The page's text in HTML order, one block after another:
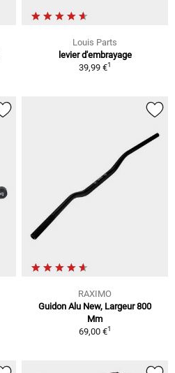
Louis Parts
levier d'embrayage
39,99 €1
RAXIMO
Guidon Alu New, Largeur 800
Mm
69,00 €1